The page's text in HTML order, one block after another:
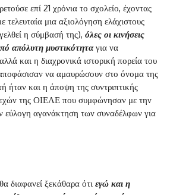
επί 21 χρόνια το σχολείο, έχοντας
τελευταία μια αξιολόγηση ελάχιστους
η σύμβασή της), όλες οι κινήσεις
απόλυτη μυστικότηταγια να
και η διαχρονικά ιστορική πορεία του
να αμαυρώσουν στο όνομα της
ήταν και η άποψη της συντριπτικής
της ΟΙΕΛΕ που συμφώνησαν με την
εύλογη αγανάκτηση των συναδέλφων για
διαφανεί ξεκάθαρα ότι εγώ και η